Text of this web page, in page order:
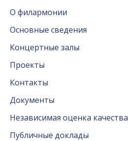
О филармонии
Основные сведения
Концертные залы
Проекты
Контакты
Документы
Независимая оценка качества
Публичные доклады